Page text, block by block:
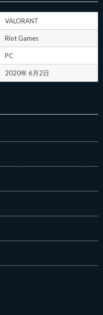
VALORANT
Riot Games
PC
2020年 6月2日